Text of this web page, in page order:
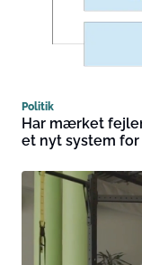
Politik
Har mærket
et nyt system